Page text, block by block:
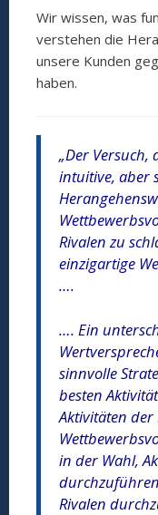
Wir wissen, was
verstehen die
unsere Kunden
haben.
„Der Versuch,
intuitive, aber
Rivalen zu
einzigartige
….
…. Ein
sinnvolle
besten
Aktivitäten
in der Wahl,
Rivalen